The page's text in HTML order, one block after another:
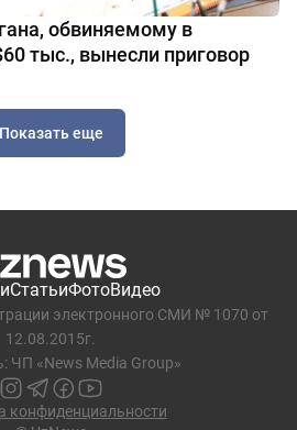
обвиняемому в
тыс., вынесли приговор
Показать еще
СтатьиФотоВидео
электронного СМИ № 1070 от
12.08.2015г.
ЧП «News Media Group»
конфиденциальности